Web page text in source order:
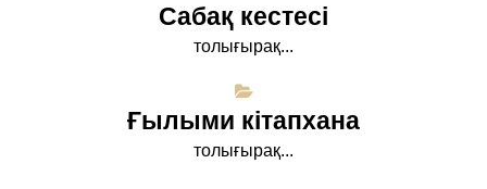
Сабақ кестесі
толығырақ...
Ғылыми кітапхана
толығырақ...